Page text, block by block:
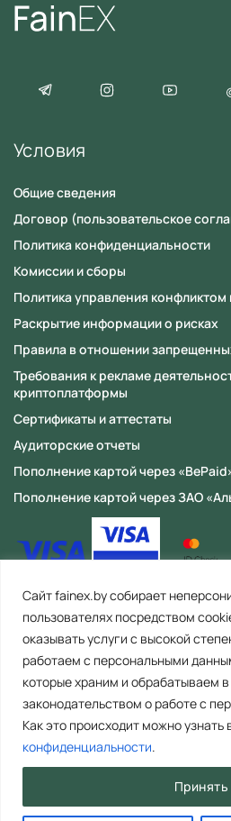
Сайт fainex.by собирает
пользователях посредством
оказывать услуги с высокой
работаем с персональными
которые храним и обрабатываем
законодательством о работе с
Как это происходит можно узнать
конфиденциальности.
Принять
Условия
Общие сведения
Договор (пользовательское
Политика конфиденциальности
Комиссии и сборы
Политика управления конфликтом
Раскрытие информации о рисках
Правила в отношении
Требования к рекламе
криптоплатформы
Сертификаты и аттестаты
Аудиторские отчеты
Пополнение картой через
Пополнение картой через ЗАО
ООО «Файнекс» Республика Беларусь,
Минский район, с/с Сеницкий, аг. Сеница,
(офис 2). Тел. контакт центра: +375 29
8.00 до 17.00). E-mail: info@fainex.by.
регистрации №692211253, выдано
ООО «Файнекс» является резидентом